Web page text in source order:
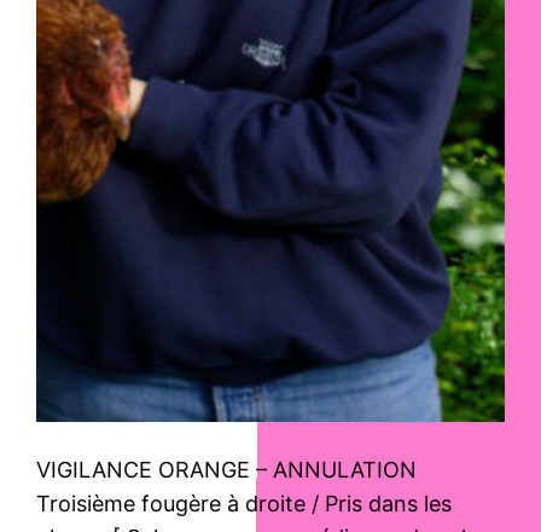
VIGILANCE ORANGE – ANNULATION
Troisième fougère à droite / Pris dans les